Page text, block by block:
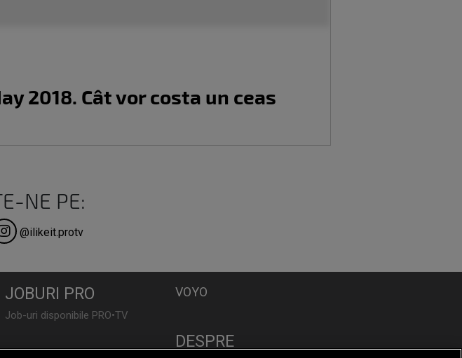
2018. Cât vor costa un ceas
NE PE:
@ilikeit.protv
JOBURI PRO
Job-uri disponibile PRO•TV
VOYO
DESPRE